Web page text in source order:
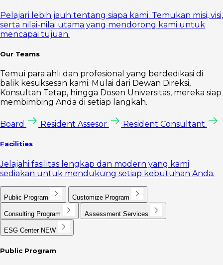
Pelajari lebih jauh tentang siapa kami. Temukan misi, visi,
serta nilai-nilai utama yang mendorong kami untuk
mencapai tujuan.
Our Teams
Temui para ahli dan profesional yang berdedikasi di
balik kesuksesan kami. Mulai dari Dewan Direksi,
Konsultan Tetap, hingga Dosen Universitas, mereka siap
membimbing Anda di setiap langkah.
Board Resident Assesor Resident Consultant
Facilities
Jelajahi fasilitas lengkap dan modern yang kami
sediakan untuk mendukung setiap kebutuhan Anda.
Public Program Customize Program
Consulting Program Assessment Services
ESG Center NEW
Public Program